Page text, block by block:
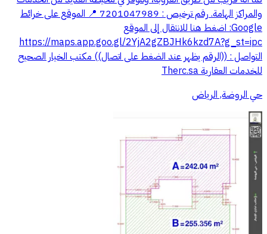
والمراكز الهامة. رقم ترخيص : 7201047989 📍 الموقع على خرائط
Google: اضغط هنا للانتقال إلى الموقع
https://maps.app.goo.gl/2YjA2gZBJHk6kzd7A?g_st=ipc
التواصل : ((الرقم يظهر عند الضغط على اتصال)) مكتب الخيار الصحيح
للخدمات العقارية Therc.sa
حي الروضة, الرياض